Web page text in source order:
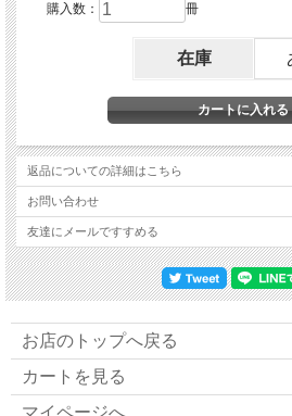
る静と動のフィールド
／デザイン・サイエンティ
クス研究所所長＊梶川泰司
／空間身体学研究所 田畑ロ
田畑浩良
◆波動カウンセラー最前線
心とからだの健康づくりサ
魂の喜ぶことに気づけば人
波動カウンセラー＊地蔵本
購入数： 冊
在庫
返品についての詳細はこちら
お問い合わせ
友達にメールですすめる
お店のトップへ戻る
カートを見る
マイページへ